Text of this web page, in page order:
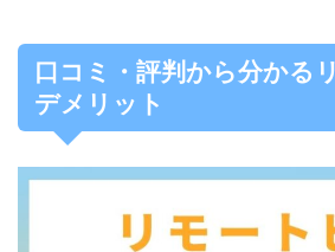
口コミ・評判から分かる
デメリット